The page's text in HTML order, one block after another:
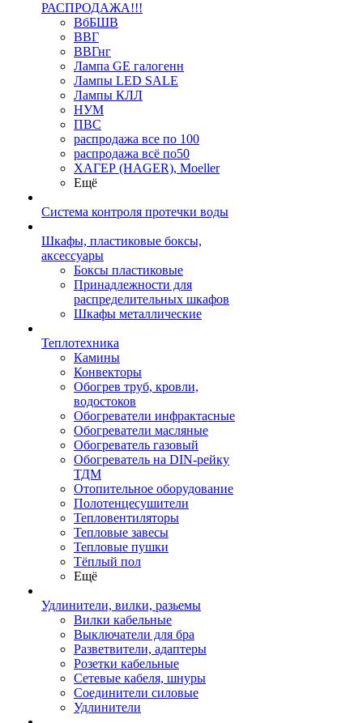
РАСПРОДАЖА!!!
ВбБШВ
ВВГ
ВВГнг
Лампа GE галогенн
Лампы LED SALE
Лампы КЛЛ
НУМ
ПВС
распродажа все по 100
распродажа всё по50
ХАГЕР (HAGER), Moeller
Ещё
Система контроля протечки воды
Шкафы, пластиковые боксы,
аксессуары
Боксы пластиковые
Принадлежности для
распределительных шкафов
Шкафы металлические
Теплотехника
Камины
Конвекторы
Обогрев труб, кровли,
водостоков
Обогреватели инфрактасные
Обогреватели масляные
Обогреватель газовый
Обогреватель на DIN-рейку
ТДМ
Отопительное оборудование
Полотенцесушители
Тепловентиляторы
Тепловые завесы
Тепловые пушки
Тёплый пол
Ещё
Удлинители, вилки, разьемы
Вилки кабельные
Выключатели для бра
Разветвители, адаптеры
Розетки кабельные
Сетевые кабеля, шнуры
Соединители силовые
Удлинители